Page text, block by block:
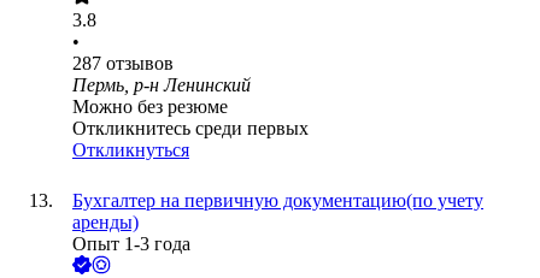
3.8
•
287 отзывов
Пермь, р-н Ленинский
Можно без резюме
Откликнитесь среди первых
Откликнуться
Бухгалтер на первичную документацию(по учету
аренды)
Опыт 1-3 года